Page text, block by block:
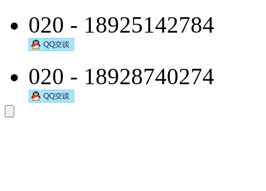
020 - 18925142784
020 - 18928740274